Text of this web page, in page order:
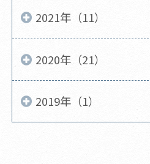
2021年（11）
2020年（21）
2019年（1）